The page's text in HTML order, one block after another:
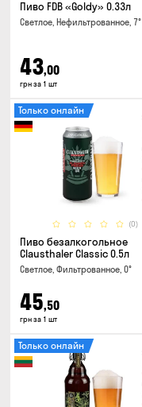
Пиво FDB «Goldy» 0.33л
Светлое, Нефильтрованное, 7°
43,00
грн за 1 шт
(0)
Только онлайн
Пиво безалкогольное
Clausthaler Classic 0.5л
Светлое, Фильтрованное, 0°
45,50
грн за 1 шт
Только онлайн